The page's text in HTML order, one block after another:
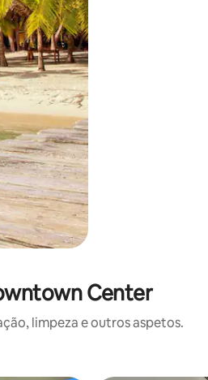
Center
limpeza e outros aspetos.